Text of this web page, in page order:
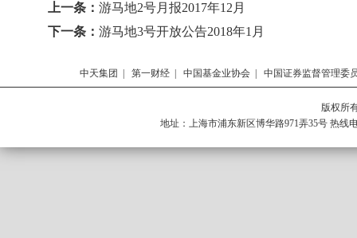
上一条： 游马地2号月报2017年12月
下一条： 游马地3号开放公告2018年1月
中天集团 第一财经 中国基金业协会 中国证券监督管理委
版权所
地址：上海市浦东新区博华路971弄35号 热线